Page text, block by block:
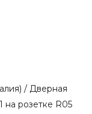
/ Дверная
на розетке R05